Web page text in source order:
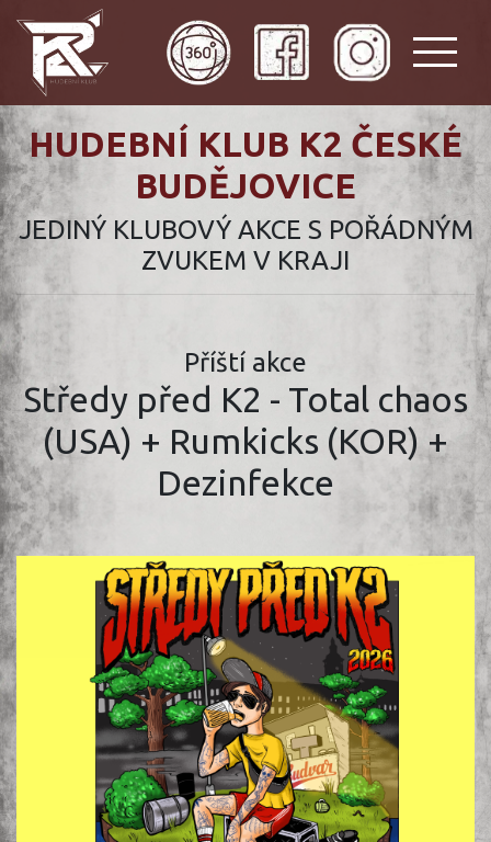
HUDEBNÍ KLUB K2 ČESKÉ
BUDĚJOVICE
JEDINÝ KLUBOVÝ AKCE S POŘÁDNÝM
ZVUKEM V KRAJI
Příští akce
Středy před K2 - Total chaos
(USA) + Rumkicks (KOR) +
Dezinfekce